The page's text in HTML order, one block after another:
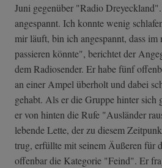
Juni gegenüber "Radio
angespannt. Ich konnte wenig
mir läuft, bin ich angespannt, dass im
passieren könnte", berichtet der
dem Radiosender. Er habe fünf
an einer Ampel überholt und dabei
gehabt. Als er die Gruppe hinter sich
er von hinten die Rufe "Ausländer
lebende Lette, der zu diesem
trug, erfüllte mit seinem Äußeren für
offenbar die Kategorie "Feind". Er